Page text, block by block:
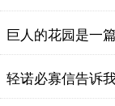
巨人的花园是一
轻诺必寡信告诉